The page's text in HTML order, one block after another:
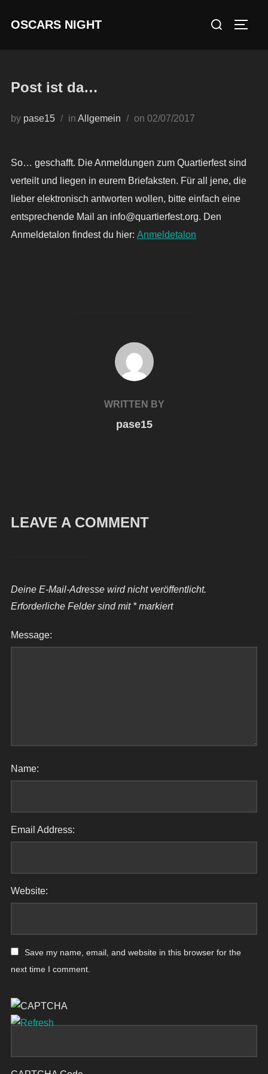
OSCARS NIGHT
Search
Post ist da…
by pase15 in Allgemein on Posted
02/07/2017
So… geschafft. Die Anmeldungen zum Quartierfest sind
verteilt und liegen in eurem Briefaksten. Für all jene, die
lieber elektronisch antworten wollen, bitte einfach eine
entsprechende Mail an info@quartierfest.org. Den
Anmeldetalon findest du hier: Anmeldetalon
POST AUTHOR
WRITTEN BY
pase15
LEAVE A COMMENT
Deine E-Mail-Adresse wird nicht veröffentlicht.
Erforderliche Felder sind mit *markiert
Message:
Name:
Email Address:
Website:
Save my name, email, and website in this browser for the
next time I comment.